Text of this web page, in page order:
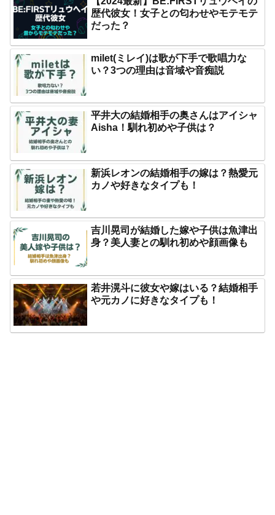
歴代彼女！女子との匂わせやモテモテ
だった？
milet(ミレイ)は歌が下手で歌唱力な
い？3つの理由は音域や音痴説
平井大の結婚相手の奥さんはアイシャ
Aisha！馴れ初めや子供は？
新浜レオンの結婚相手の嫁は？熱愛元
カノや好きなタイプも！
吉川晃司が結婚した嫁や子供は魚津出
身？美人妻との馴れ初めや顔画像も
若井滉斗に彼女や嫁はいる？結婚相手
や元カノに好きなタイプも！